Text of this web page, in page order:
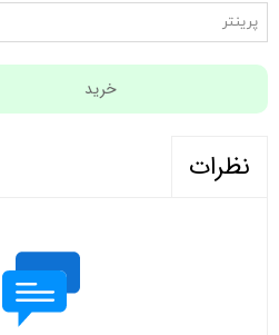
پرینتر
خرید
نظرات